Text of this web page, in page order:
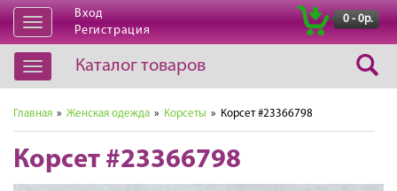
Открыть
навигацию
Вход
Регистрация
0 - 0р.
Открыть
навигацию
Каталог товаров
Главная » Женская одежда » Корсеты » Корсет #23366798
Корсет #23366798